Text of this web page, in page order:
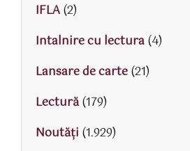
IFLA(2)
Intalnire cu lectura(4)
Lansare de carte(21)
Lectură(179)
Noutăți (1.929)